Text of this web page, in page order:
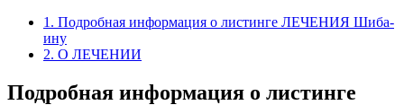
1. Подробная информация о листинге ЛЕЧЕНИЯ Шиба-
ину
2. О ЛЕЧЕНИИ
Подробная информация о листинге